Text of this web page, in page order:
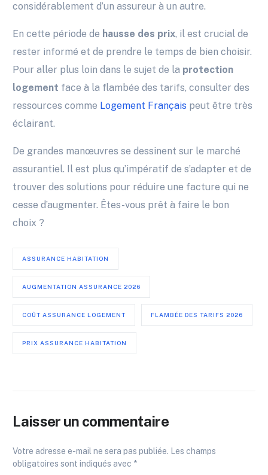
considérablement d’un assureur à un autre.
En cette période de hausse des prix, il est crucial de
rester informé et de prendre le temps de bien choisir.
Pour aller plus loin dans le sujet de la protection
logement face à la flambée des tarifs, consulter des
ressources comme Logement Français peut être très
éclairant.
De grandes manœuvres se dessinent sur le marché
assurantiel. Il est plus qu’impératif de s’adapter et de
trouver des solutions pour réduire une facture qui ne
cesse d’augmenter. Êtes-vous prêt à faire le bon
choix ?
ASSURANCE HABITATION
AUGMENTATION ASSURANCE 2026
COÛT ASSURANCE LOGEMENT FLAMBÉE DES TARIFS 2026
PRIX ASSURANCE HABITATION
Laisser un commentaire
Votre adresse e-mail ne sera pas publiée. Les champs
obligatoires sont indiqués avec *